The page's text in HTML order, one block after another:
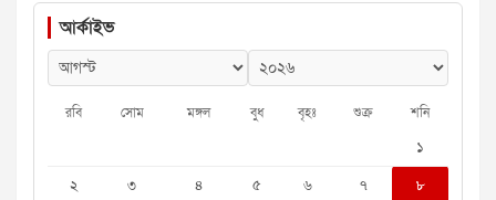
আর্কাইভ
রবি সোম মঙ্গল বুধ বৃহঃ শুক্র শনি
১
২
৩ ৪ ৫ ৬ ৭
৮